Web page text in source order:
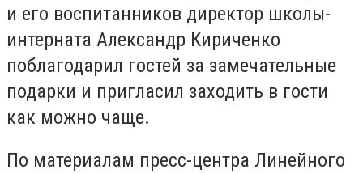
и его воспитанников директор школы-
интерната Александр Кириченко
поблагодарил гостей за замечательные
подарки и пригласил заходить в гости
как можно чаще.
По материалам пресс-центра Линейного